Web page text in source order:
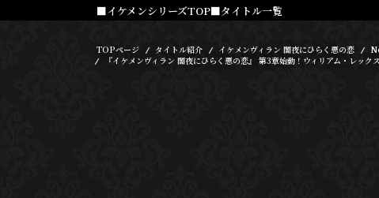
■イケメンシリーズTOP■タイトル一覧
TOPページ タイトル紹介 イケメンヴィラン 闇夜にひらく悪の恋
『イケメンヴィラン 闇夜にひらく悪の恋』 第3章始動！ウィリアム・レッ